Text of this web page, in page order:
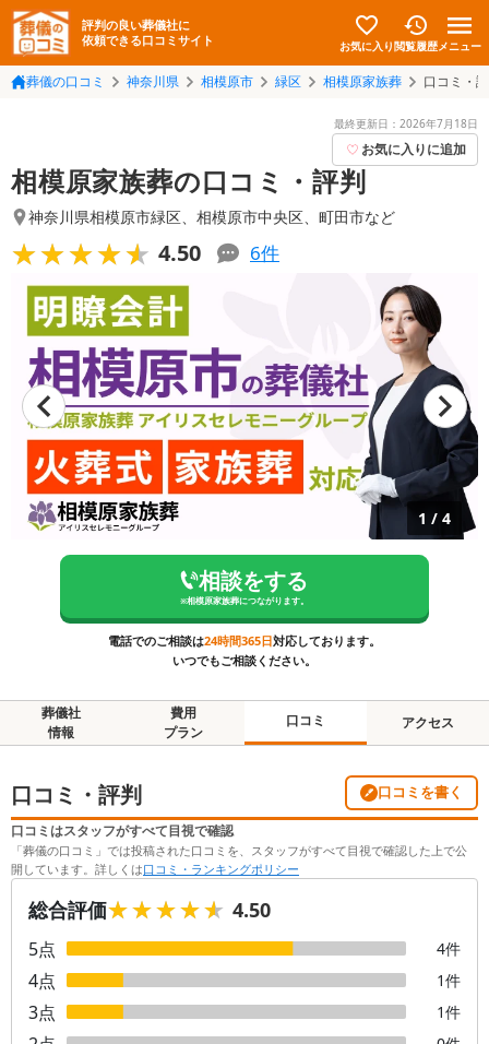
評判の良い葬儀社に
依頼できる口コミサイト
お気に入り閲覧履歴メニュー
葬儀の口コミ 神奈川県 相模原市 緑区 相模原家族葬 口コミ・
最終更新日： 2026年7月18日
お気に入りに追加
相模原家族葬の口コミ・評判
神奈川県相模原市緑区、 相模原市中央区、 町田市など
★★★★★
★★★★★ 4.50 6件
1 / 4
相談をする
※相模原家族葬につながります。
電話でのご相談は24時間365日対応しております。
いつでもご相談ください。
葬儀社
情報
費用
プラン
口コミ アクセス
口コミ・評判 口コミを書く
口コミはスタッフがすべて目視で確認
「葬儀の口コミ」では投稿された口コミを、スタッフがすべて目視で確認した上で公
開しています。詳しくは口コミ・ランキングポリシー
総合評価★★★★★
★★★★★ 4.50
5点 4件
4点 1件
3点 1件